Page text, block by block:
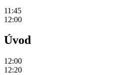
11:45
12:00
Úvod
12:00
12:20